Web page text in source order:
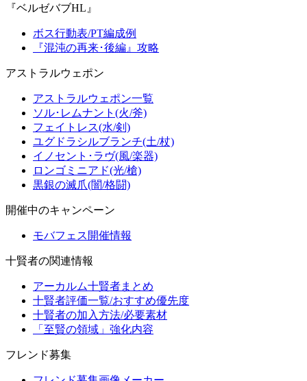
『ベルゼバブHL』
ボス行動表/PT編成例
『混沌の再来･後編』攻略
アストラルウェポン
アストラルウェポン一覧
ソル･レムナント(火/斧)
フェイトレス(水/剣)
ユグドラシルブランチ(土/杖)
イノセント･ラヴ(風/楽器)
ロンゴミニアド(光/槍)
黒銀の滅爪(闇/格闘)
開催中のキャンペーン
モバフェス開催情報
十賢者の関連情報
アーカルム十賢者まとめ
十賢者評価一覧/おすすめ優先度
十賢者の加入方法/必要素材
「至賢の領域」強化内容
フレンド募集